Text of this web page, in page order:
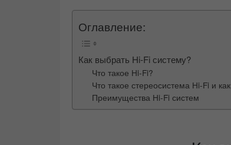
n
Оглавление:
Как выбрать Hi-Fi систему?
Что такое Hi-Fi?
Что такое стереосистема Hi-Fi и
Преимущества Hi-Fi систем